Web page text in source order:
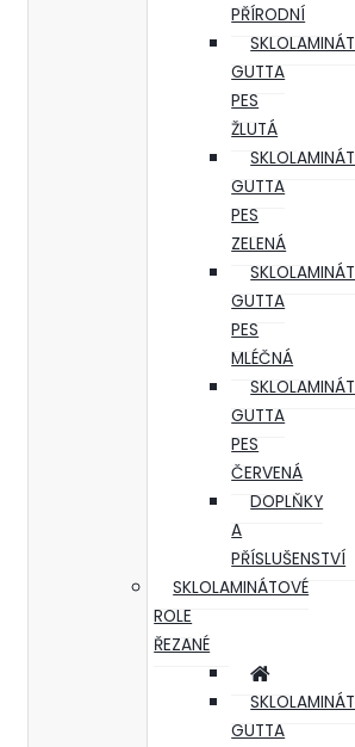
PŘÍRODNÍ
SKLOLAMINÁT
GUTTA
PES
ŽLUTÁ
SKLOLAMINÁT
GUTTA
PES
ZELENÁ
SKLOLAMINÁT
GUTTA
PES
MLÉČNÁ
SKLOLAMINÁT
GUTTA
PES
ČERVENÁ
DOPLŇKY
A
PŘÍSLUŠENSTVÍ
SKLOLAMINÁTOVÉ
ROLE
ŘEZANÉ
SKLOLAMINÁT
GUTTA